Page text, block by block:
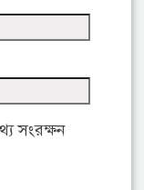
সংরক্ষন